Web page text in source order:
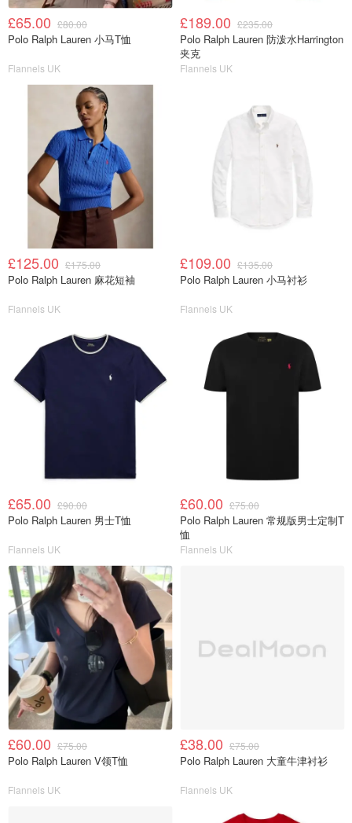
£65.00 £80.00
Polo Ralph Lauren 小马T恤
Flannels UK
£189.00 £235.00
Polo Ralph Lauren 防泼水Harrington
夹克
Flannels UK
£125.00 £175.00
Polo Ralph Lauren 麻花短袖
Flannels UK
£109.00 £135.00
Polo Ralph Lauren 小马衬衫
Flannels UK
£65.00 £90.00
Polo Ralph Lauren 男士T恤
Flannels UK
£60.00 £75.00
Polo Ralph Lauren 常规版男士定制T
恤
Flannels UK
£60.00 £75.00
Polo Ralph Lauren V领T恤
Flannels UK
£38.00 £75.00
Polo Ralph Lauren 大童牛津衬衫
Flannels UK